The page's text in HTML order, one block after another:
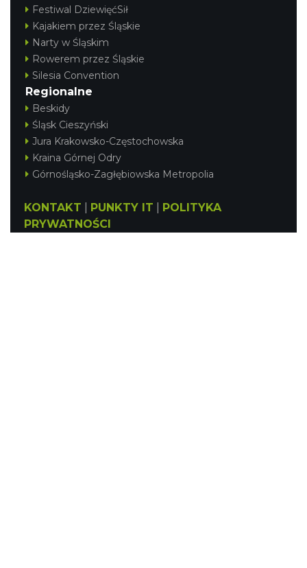
Festiwal DziewięćSił
Kajakiem przez Śląskie
Narty w Śląskim
Rowerem przez Śląskie
Silesia Convention
Regionalne
Beskidy
Śląsk Cieszyński
Jura Krakowsko-Częstochowska
Kraina Górnej Odry
Górnośląsko-Zagłębiowska Metropolia
KONTAKT PUNKTY IT
POLITYKA
PRYWATNOŚCI